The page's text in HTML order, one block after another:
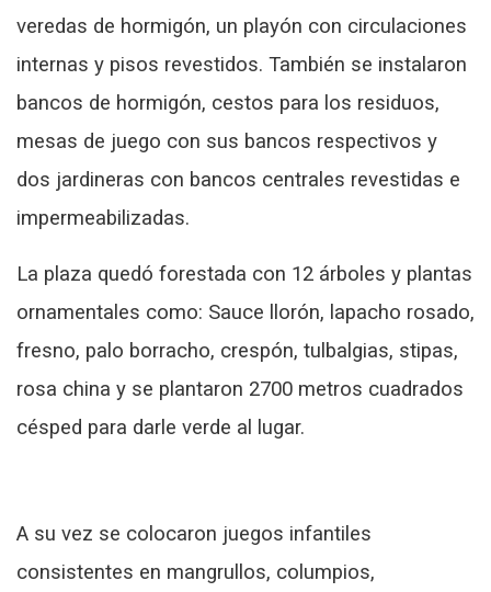
veredas de hormigón, un playón con circulaciones
internas y pisos revestidos. También se instalaron
bancos de hormigón, cestos para los residuos,
mesas de juego con sus bancos respectivos y
dos jardineras con bancos centrales revestidas e
impermeabilizadas.
La plaza quedó forestada con 12 árboles y plantas
ornamentales como: Sauce llorón, lapacho rosado,
fresno, palo borracho, crespón, tulbalgias, stipas,
rosa china y se plantaron 2700 metros cuadrados
césped para darle verde al lugar.
A su vez se colocaron juegos infantiles
consistentes en mangrullos, columpios,